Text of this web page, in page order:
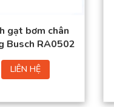
gạt bơm chân
Busch RA0502
LIÊN HỆ